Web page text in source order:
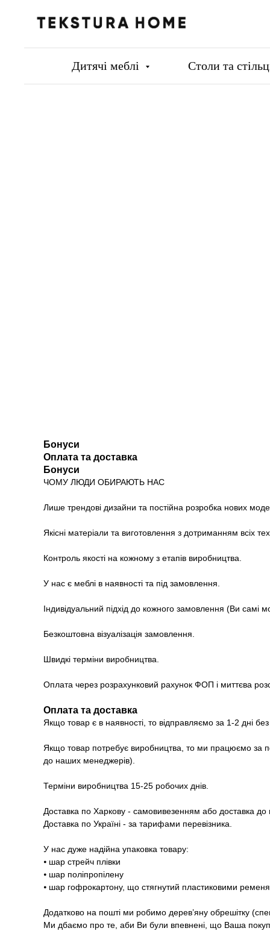
Дитячі меблі Столи та
Бонуси
Оплата та доставка
Бонуси
ЧОМУ ЛЮДИ ОБИРАЮТЬ НАС
Лише трендові дизайни та постійна розробка нових
Якісні матеріали та виготовлення з дотриманням всіх
Контроль якості на кожному з етапів виробництва.
У нас є меблі в наявності та під замовлення.
Індивідуальний підхід до кожного замовлення (Ви
Безкоштовна візуалізація замовлення.
Швидкі терміни виробництва.
Оплата через розрахунковий рахунок ФОП і миттєва
Оплата та доставка
Якщо товар є в наявності, то відправляємо за 1-2 дні
Якщо товар потребує виробництва, то ми працюємо за
до наших менеджерів).
Терміни виробництва 15-25 робочих днів.
Доставка по Харкову - самовивезенням або доставка до
Доставка по Україні - за тарифами перевізника.
У нас дуже надійна упаковка товару:
⦁ шар стрейч плівки
⦁ шар поліпропілену
⦁ шар гофрокартону, що стягнутий пластиковими
Додатково на пошті ми робимо дерев’яну обрешітку
Ми дбаємо про те, аби Ви були впевнені, що Ваша